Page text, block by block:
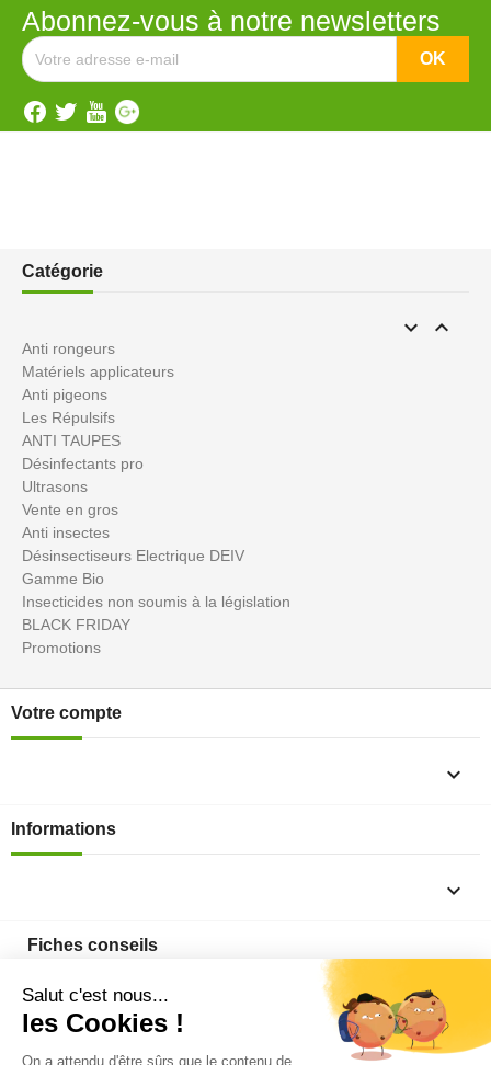
Abonnez-vous à notre newsletters
Catégorie
 
Anti rongeurs
Matériels applicateurs
Anti pigeons
Les Répulsifs
ANTI TAUPES
Désinfectants pro
Ultrasons
Vente en gros
Anti insectes
Désinsectiseurs Electrique DEIV
Gamme Bio
Insecticides non soumis à la législation
BLACK FRIDAY
Promotions
Votre compte

Informations

Fiches conseils

Insecte